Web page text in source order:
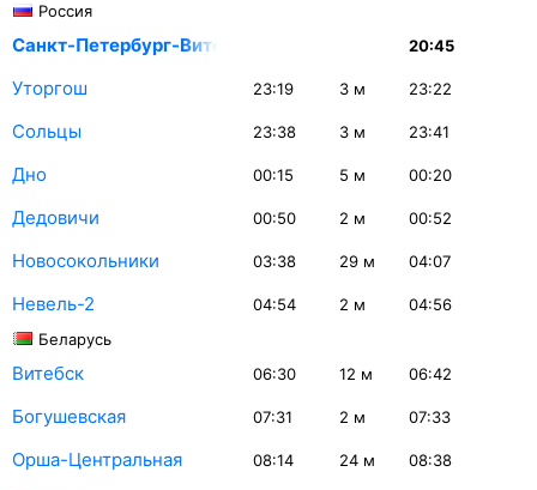
Россия
Санкт-Петербург-Витеб. 20:45
Уторгош 23:19 3 м 23:22
Сольцы 23:38 3 м 23:41
Дно 00:15 5 м 00:20
Дедовичи 00:50 2 м 00:52
Новосокольники 03:38 29 м 04:07
Невель-2 04:54 2 м
04:56
Беларусь
Витебск 06:30 12 м 06:42
Богушевская 07:31 2 м 07:33
Орша-Центральная 08:14 24 м 08:38